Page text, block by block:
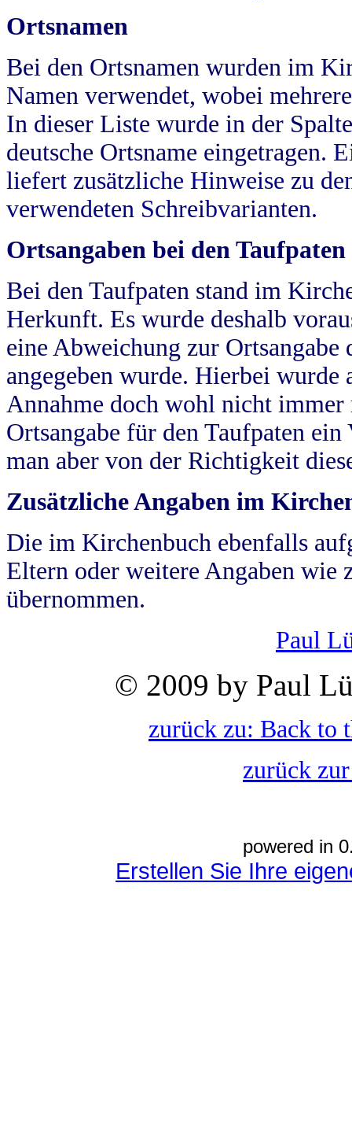
Ortsnamen
Bei den Ortsnamen wurden im
Namen verwendet, wobei
In dieser Liste wurde in der
deutsche Ortsname eingetragen.
liefert zusätzliche Hinweise zu
verwendeten Schreibvarianten.
Ortsangaben bei den Taufpaten
Bei den Taufpaten stand im
Herkunft. Es wurde deshalb
eine Abweichung zur
angegeben wurde. Hierbei wurde
Annahme doch wohl nicht
Ortsangabe für den Taufpaten
man aber von der Richtigkeit
Zusätzliche Angaben im
Die im Kirchenbuch ebenfalls
Eltern oder weitere Angaben wie
übernommen.
Paul
© 2009 by Paul
zurück zu: Back to
zurück
powered in
Erstellen Sie Ihre